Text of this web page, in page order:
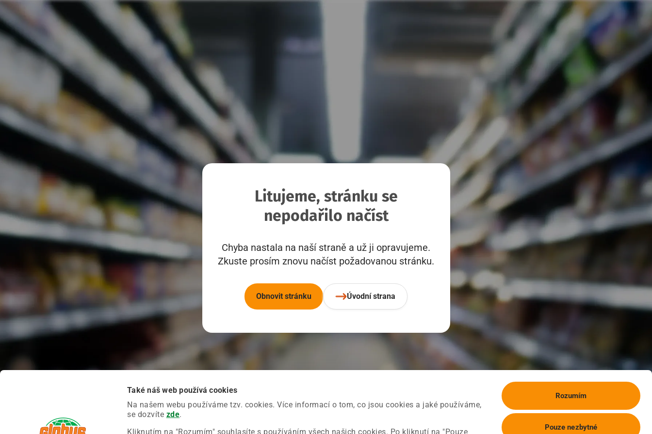
Také náš web používá cookies
Na našem webu používáme tzv. cookies. Více informací o tom, co jsou cookies a jaké používáme,
se dozvíte zde.
Kliknutím na "Rozumím" souhlasíte s používáním všech našich cookies. Po kliknutí na "Pouze
Rozumím
Pouze nezbytné
Litujeme, stránku se
nepodařilo načíst
Chyba nastala na naší straně a už ji opravujeme.
Zkuste prosím znovu načíst požadovanou stránku.
Obnovit stránku Úvodní strana